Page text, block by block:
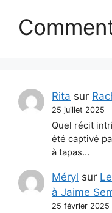
Rita sur
25 juillet 2025
Quel récit
été captivé
à tapas…
Méryl sur
à Jaime
25 février 2025